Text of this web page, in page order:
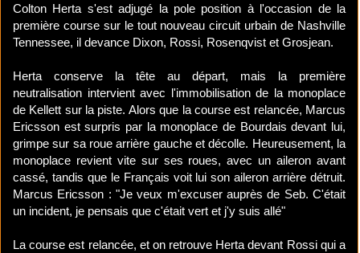
Colton Herta s'est adjugé la pole position à l'occasion de la
première course sur le tout nouveau circuit urbain de Nashville
Tennessee, il devance Dixon, Rossi, Rosenqvist et Grosjean.
Herta conserve la tête au départ, mais la première
neutralisation intervient avec l'immobilisation de la monoplace
de Kellett sur la piste. Alors que la course est relancée, Marcus
Ericsson est surpris par la monoplace de Bourdais devant lui,
grimpe sur sa roue arrière gauche et décolle. Heureusement, la
monoplace revient vite sur ses roues, avec un aileron avant
cassé, tandis que le Français voit lui son aileron arrière détruit.
Marcus Ericsson : "Je veux m'excuser auprès de Seb. C'était
un incident, je pensais que c'était vert et j'y suis allé"
La course est relancée, et on retrouve Herta devant Rossi qui a